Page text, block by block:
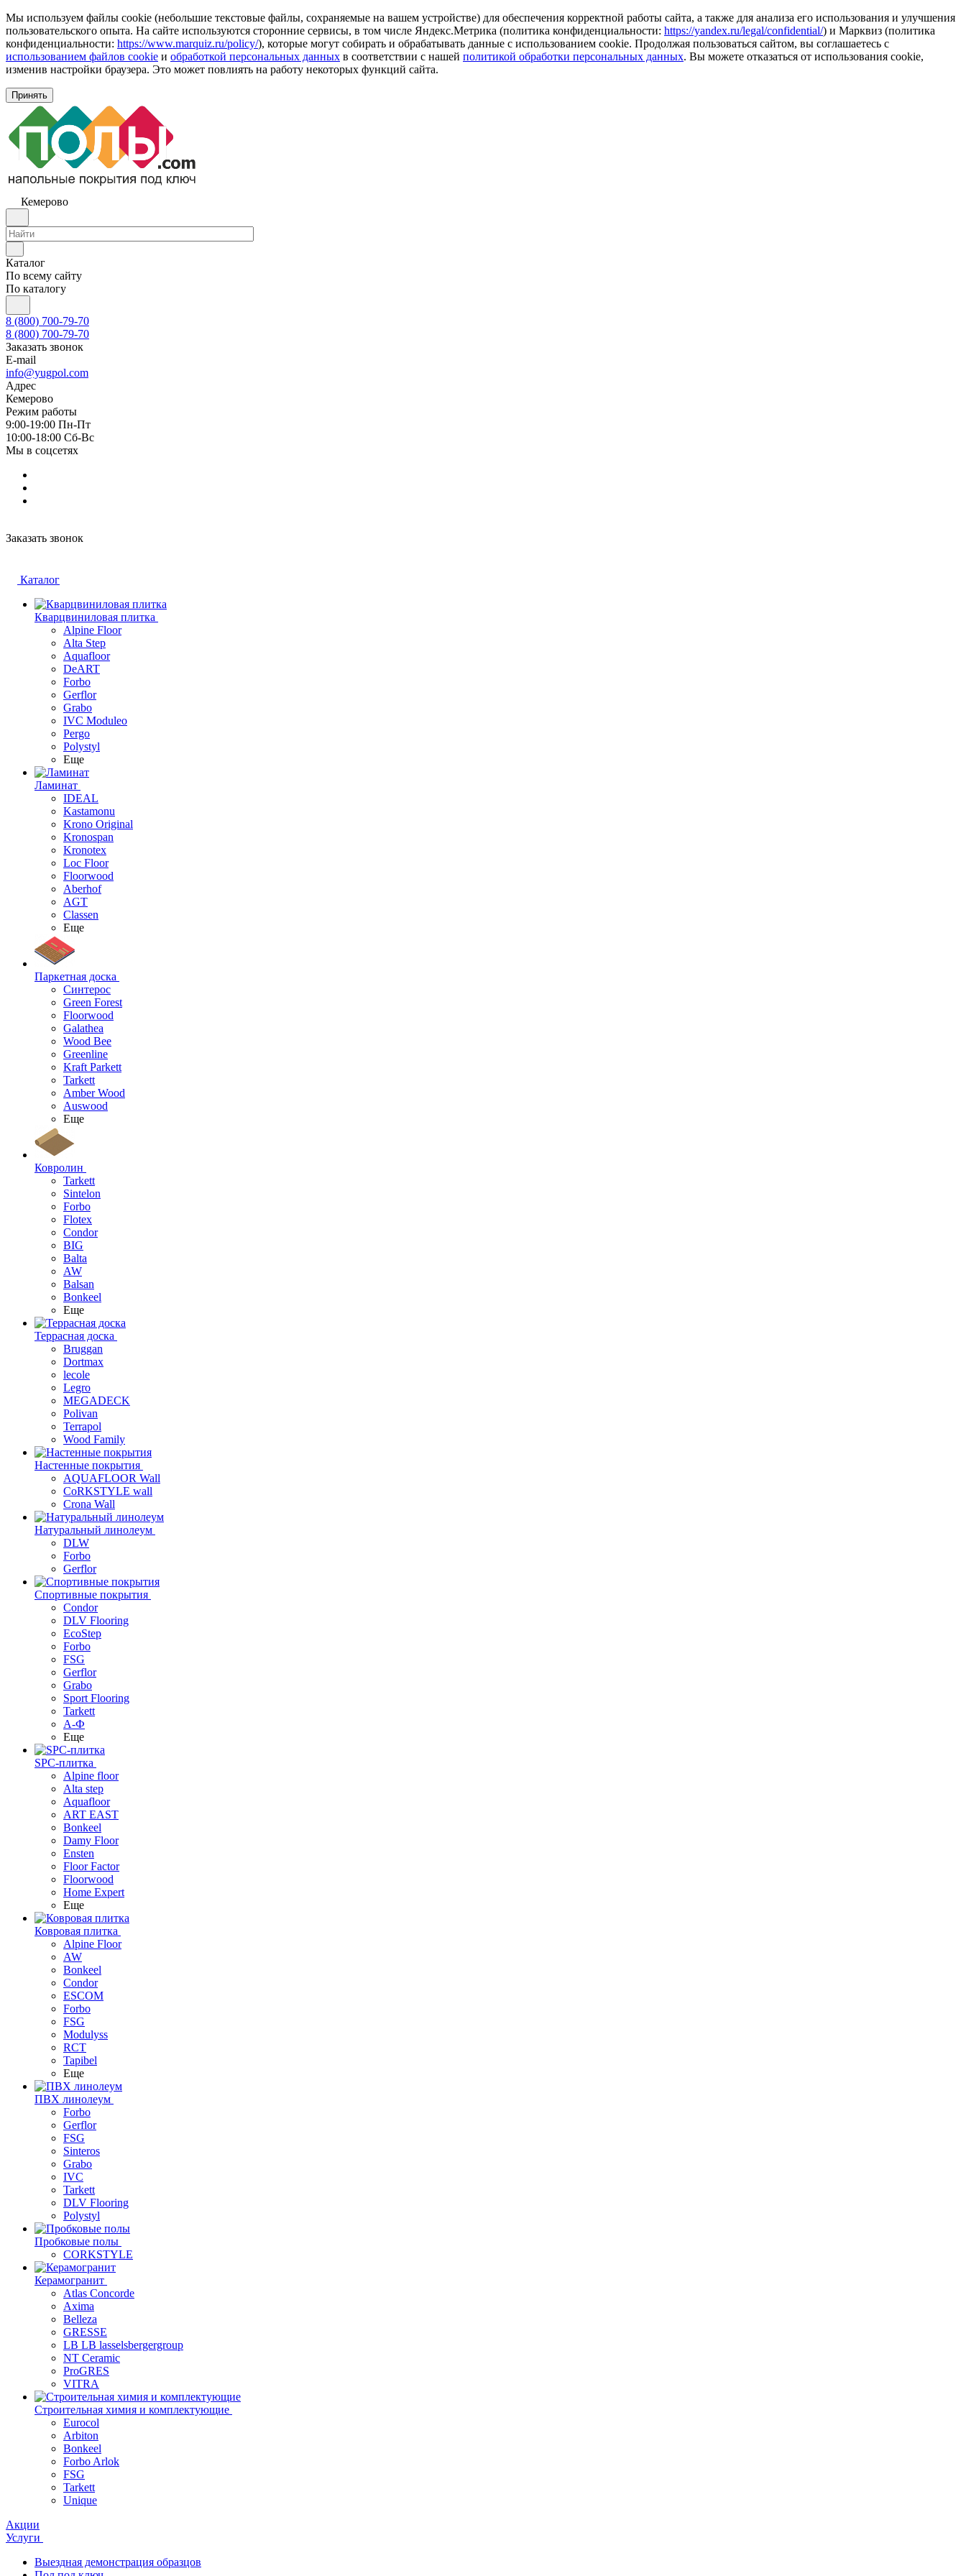
Мы используем файлы cookie (небольшие текстовые файлы, сохраняемые на вашем устройстве) для обеспечения корректной работы сайта, а также для анализа его использования и улучшения
пользовательского опыта. На сайте используются сторонние сервисы, в том числе Яндекс.Метрика (политика конфиденциальности: https://yandex.ru/legal/confidential/) и Марквиз (политика
конфиденциальности: https://www.marquiz.ru/policy/), которые могут собирать и обрабатывать данные с использованием cookie. Продолжая пользоваться сайтом, вы соглашаетесь с
использованием файлов cookie и обработкой персональных данных в соответствии с нашей политикой обработки персональных данных. Вы можете отказаться от использования cookie,
изменив настройки браузера. Это может повлиять на работу некоторых функций сайта.
Принять
Кемерово
Каталог
По всему сайту
По каталогу
8 (800) 700-79-70
8 (800) 700-79-70
Заказать звонок
E-mail
info@yugpol.com
Адрес
Кемерово
Режим работы
9:00-19:00 Пн-Пт
10:00-18:00 Cб-Вс
Мы в соцсетях
Заказать звонок
Каталог
Кварцвиниловая плитка
Alpine Floor
Alta Step
Aquafloor
DeART
Forbo
Gerflor
Grabo
IVC Moduleo
Pergo
Polystyl
Еще
Ламинат
IDEAL
Kastamonu
Krono Original
Kronospan
Kronotex
Loc Floor
Floorwood
Aberhof
AGT
Classen
Еще
Паркетная доска
Синтерос
Green Forest
Floorwood
Galathea
Wood Bee
Greenline
Kraft Parkett
Tarkett
Amber Wood
Auswood
Еще
Ковролин
Tarkett
Sintelon
Forbo
Flotex
Condor
BIG
Balta
AW
Balsan
Bonkeel
Еще
Террасная доска
Bruggan
Dortmax
lecole
Legro
MEGADECK
Polivan
Terrapol
Wood Family
Настенные покрытия
AQUAFLOOR Wall
CoRKSTYLE wall
Crona Wall
Натуральный линолеум
DLW
Forbo
Gerflor
Спортивные покрытия
Condor
DLV Flooring
EcoStep
Forbo
FSG
Gerflor
Grabo
Sport Flooring
Tarkett
А-Ф
Еще
SPC-плитка
Alpine floor
Alta step
Aquafloor
ART EAST
Bonkeel
Damy Floor
Ensten
Floor Factor
Floorwood
Home Expert
Еще
Ковровая плитка
Alpine Floor
AW
Bonkeel
Condor
ESCOM
Forbo
FSG
Modulyss
RCT
Tapibel
Еще
ПВХ линолеум
Forbo
Gerflor
FSG
Sinteros
Grabo
IVC
Tarkett
DLV Flooring
Polystyl
Пробковые полы
CORKSTYLE
Керамогранит
Atlas Concorde
Axima
Belleza
GRESSE
LB LB lasselsbergergroup
NT Ceramic
ProGRES
VITRA
Строительная химия и комплектующие
Eurocol
Arbiton
Bonkeel
Forbo Arlok
FSG
Tarkett
Unique
Акции
Услуги
Выездная демонстрация образцов